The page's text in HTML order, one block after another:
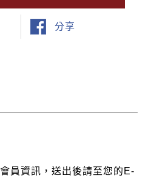
分享
員資訊，送出後請至您的E-